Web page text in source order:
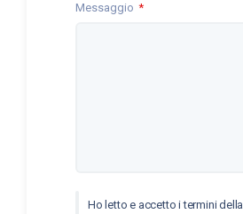
Messaggio
Ho letto e accetto i termini della